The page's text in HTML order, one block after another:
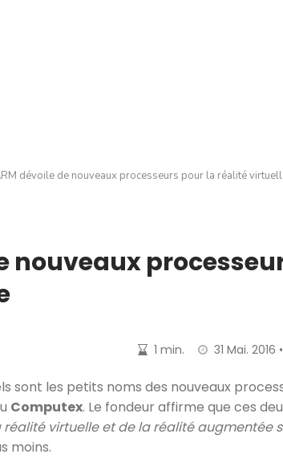
dévoile de nouveaux processeurs pour la réalité
nouveaux
1 min. 31 Mai. 2016
sont les petits noms des nouveaux
Computex. Le fondeur affirme que ces
réalité virtuelle et de la réalité augmentée
moins.